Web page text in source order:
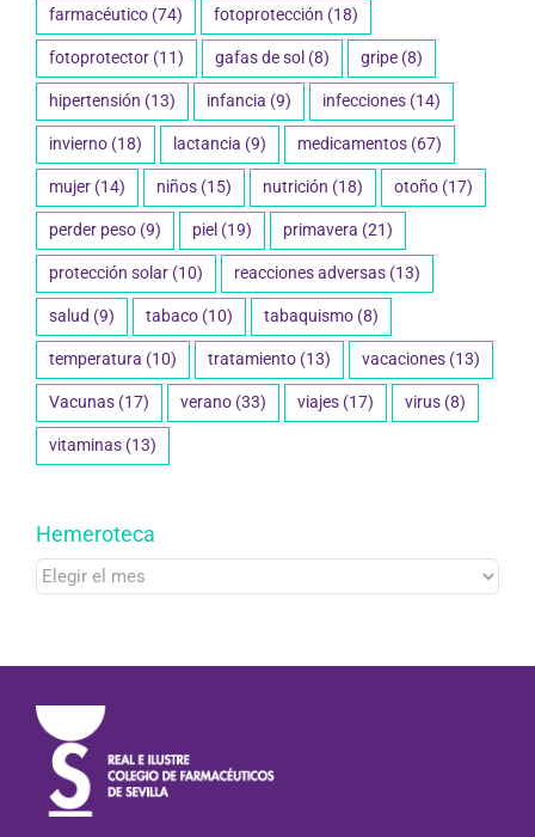
farmacéutico (74) fotoprotección (18)
fotoprotector (11) gafas de sol (8) gripe (8)
hipertensión (13) infancia (9) infecciones (14)
invierno (18) lactancia (9) medicamentos (67)
mujer (14) niños (15) nutrición (18) otoño (17)
perder peso (9) piel (19) primavera (21)
protección solar (10) reacciones adversas (13)
salud (9) tabaco (10) tabaquismo (8)
temperatura (10) tratamiento (13) vacaciones (13)
Vacunas (17) verano (33) viajes (17) virus (8)
vitaminas (13)
Hemeroteca
Hemeroteca